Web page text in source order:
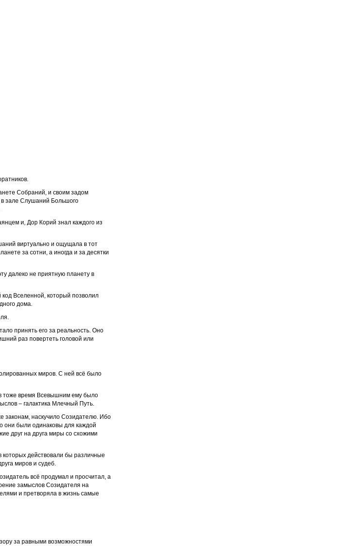
Собраний, и своим задом
зале Слушаний Большого
и, Дор Корий знал каждого из
виртуально и ощущала в тот
за сотни, а иногда и за десятки
далеко не приятную планету в
Вселенной, который позволил
дома.
принять его за реальность. Оно
раз повертеть головой или
миров. С ней всё было
тоже время Всевышним ему было
– галактика Млечный Путь.
законам, наскучило Созидателю. Ибо
они были одинаковы для каждой
друг на друга миры со схожими
которых действовали бы различные
миров и судеб.
всё продумал и просчитал, а
замыслов Созидателя на
и претворяла в жизнь самые
за равными возможностями